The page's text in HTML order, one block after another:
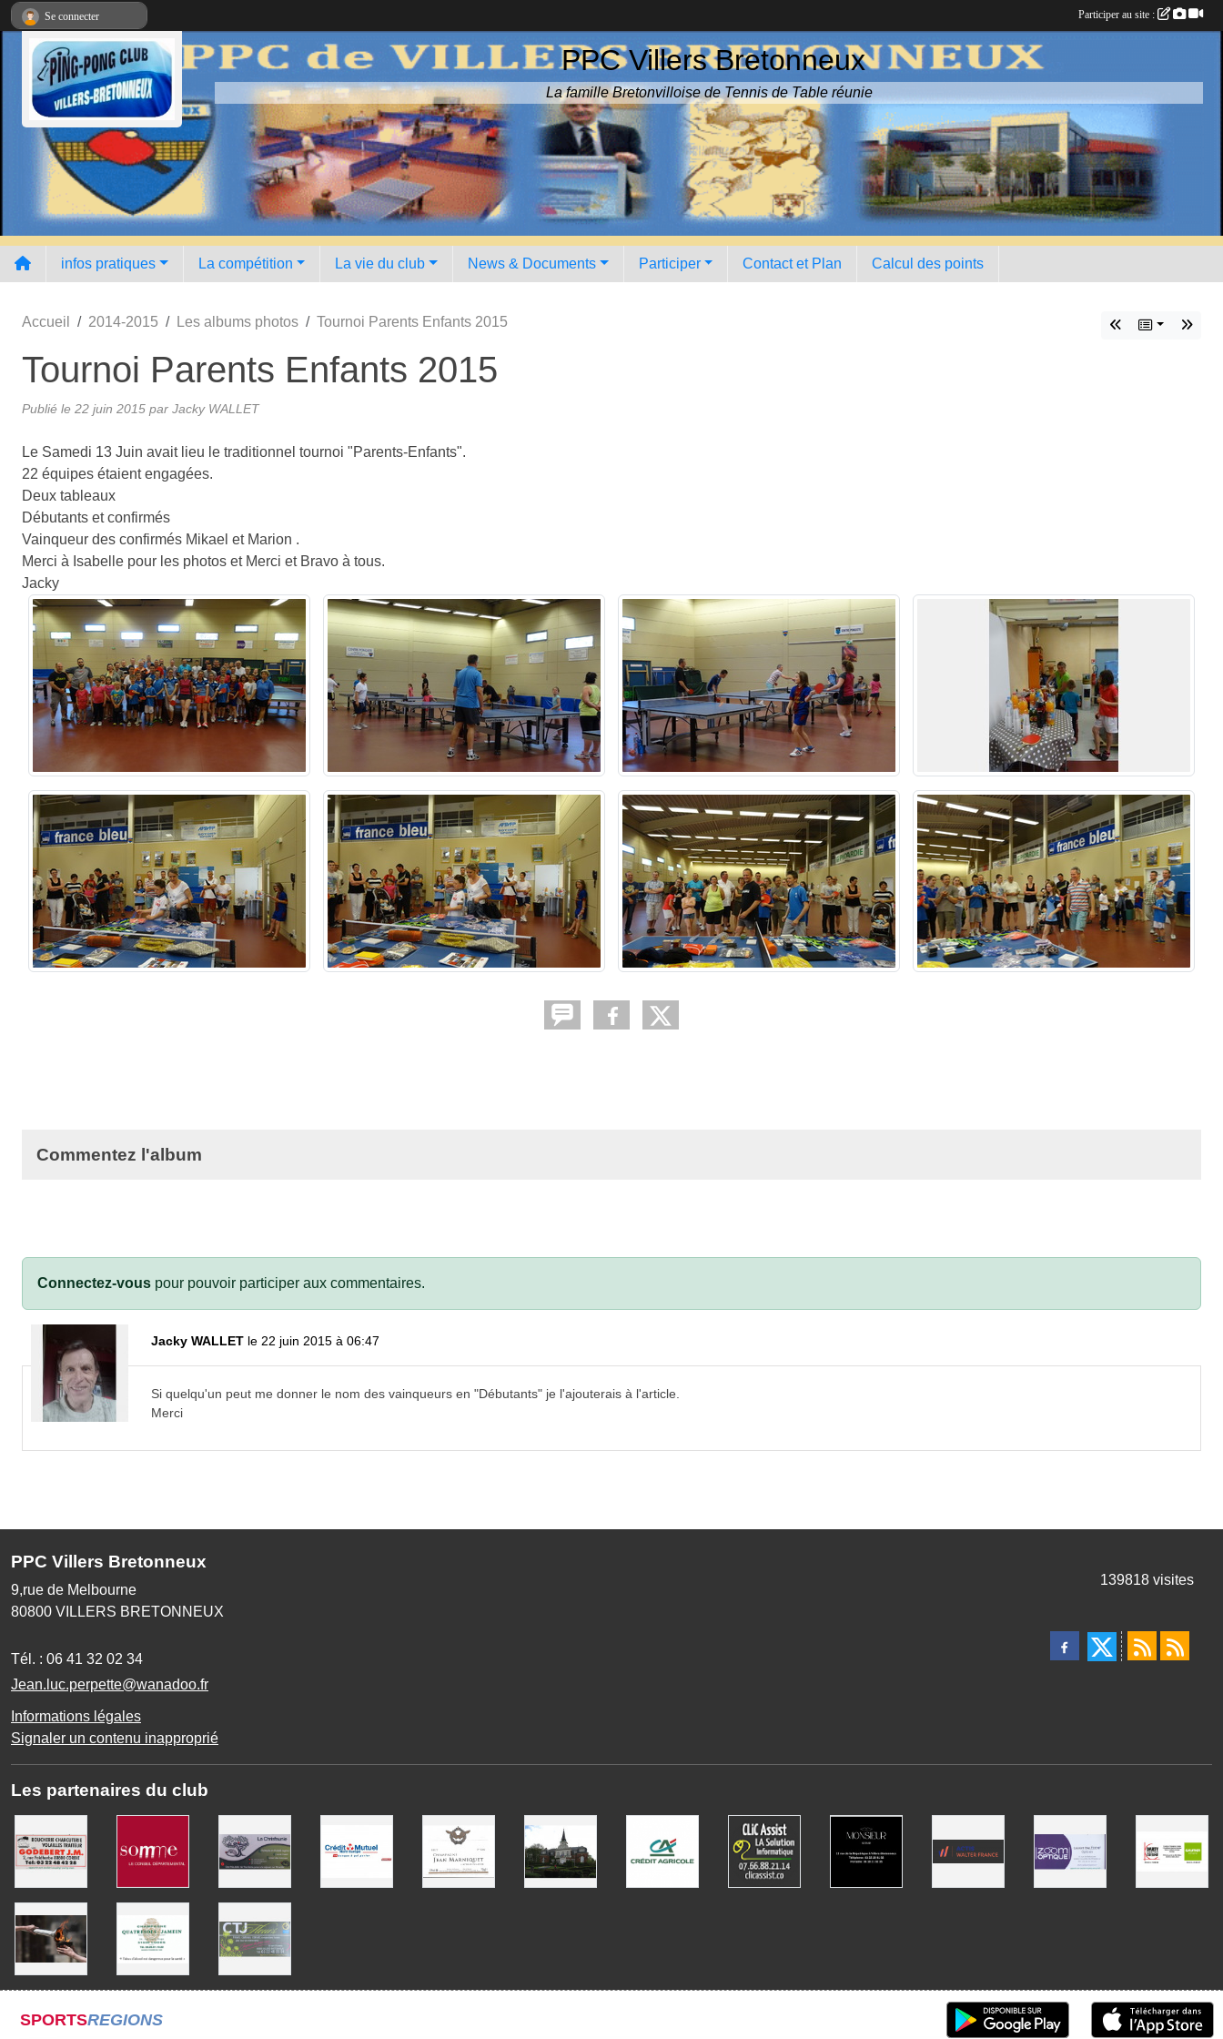
PPC Villers Bretonneux
La famille Bretonvilloise de Tennis de Table réunie
infos pratiques La compétition La vie du club News & Documents Participer Contact et Plan Calcul des points
Accueil 2014-2015 Les albums photos Tournoi Parents Enfants 2015
Tournoi Parents Enfants 2015
Publié le 22 juin 2015 par Jacky WALLET
Le Samedi 13 Juin avait lieu le traditionnel tournoi "Parents-Enfants".
22 équipes étaient engagées.
Deux tableaux
Débutants et confirmés
Vainqueur des confirmés Mikael et Marion .
Merci à Isabelle pour les photos et Merci et Bravo à tous.
Jacky
Commentez l'album
Connectez-vous pour pouvoir participer aux commentaires.
Jacky WALLET le 22 juin 2015 à 06:47
Si quelqu'un peut me donner le nom des vainqueurs en "Débutants" je l'ajouterais à l'article.
Merci
PPC Villers Bretonneux
9,rue de Melbourne
80800 VILLERS BRETONNEUX
Tél. : 06 41 32 02 34
Jean.luc.perpette@wanadoo.fr
Informations légales
Signaler un contenu inapproprié
139818 visites
Les partenaires du club
SPORTSREGIONS
Se connecter Participer au site :
Panneau de gestion des cookies